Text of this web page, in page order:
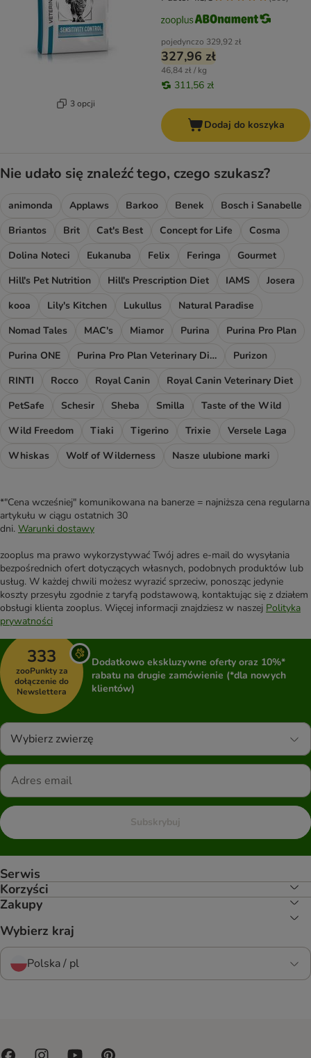
3 opcji
pojedynczo 329,92 zł
327,96 zł
46,84 zł / kg
311,56 zł
Dodaj do koszyka
Nie udało się znaleźć tego, czego szukasz?
animonda Applaws Barkoo Benek
Bosch i Sanabelle
Briantos
Brit Cat's Best Concept for Life
Cosma
Dolina Noteci
Eukanuba Felix Feringa
Gourmet
Hill's Pet Nutrition
Hill's Prescription Diet IAMS
Josera
kooa
Lily's Kitchen Lukullus
Natural Paradise
Nomad Tales
MAC's Miamor Purina
Purina Pro Plan
Purina ONE
Purina Pro Plan Veterinary Diets
Purizon
RINTI
Rocco Royal Canin
Royal Canin Veterinary Diet
PetSafe
Schesir Sheba Smilla
Taste of the Wild
Wild Freedom
Tiaki Tigerino Trixie
Versele Laga
Whiskas
Wolf of Wilderness Nasze ulubione marki
*"Cena wcześniej" komunikowana na banerze = najniższa cena regularna
artykułu w ciągu ostatnich 30
dni. Warunki dostawy
zooplus ma prawo wykorzystywać Twój adres e-mail do wysyłania
bezpośrednich ofert dotyczących własnych, podobnych produktów lub
usług. W każdej chwili możesz wyrazić sprzeciw, ponosząc jedynie
koszty przesyłu zgodnie z taryfą podstawową, kontaktując się z działem
obsługi klienta zooplus. Więcej informacji znajdziesz w naszej Polityka
prywatności
333
zooPunkty za
dołączenie do
Newslettera
Dodatkowo ekskluzywne oferty oraz 10%*
rabatu na drugie zamówienie (*dla nowych
klientów)
Wybierz zwierzę
Subskrybuj
Serwis
Korzyści
Zakupy
Wybierz kraj
Polska / pl